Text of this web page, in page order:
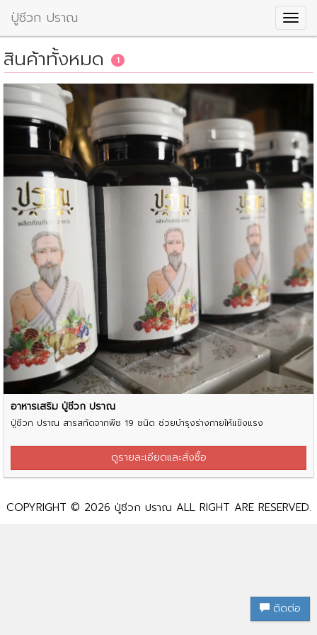
ปู่ชีวก ปราณ
สินค้าทั้งหมด 1
อาหารเสริม ปู่ชีวก ปราณ
ปู่ชีวก ปราณ สารสกัดจากพืช 19 ชนิด ช่วยบำรุงร่างกายให้แข็งแรง
ดูรายละเอียดและสั่งซื้อ
COPYRIGHT © 2026 ปู่ชีวก ปราณ ALL RIGHT ARE RESERVED.
ติดต่อ